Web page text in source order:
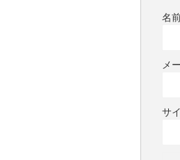
名
メ
サ